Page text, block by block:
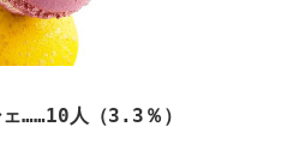
……10人（3.3％）